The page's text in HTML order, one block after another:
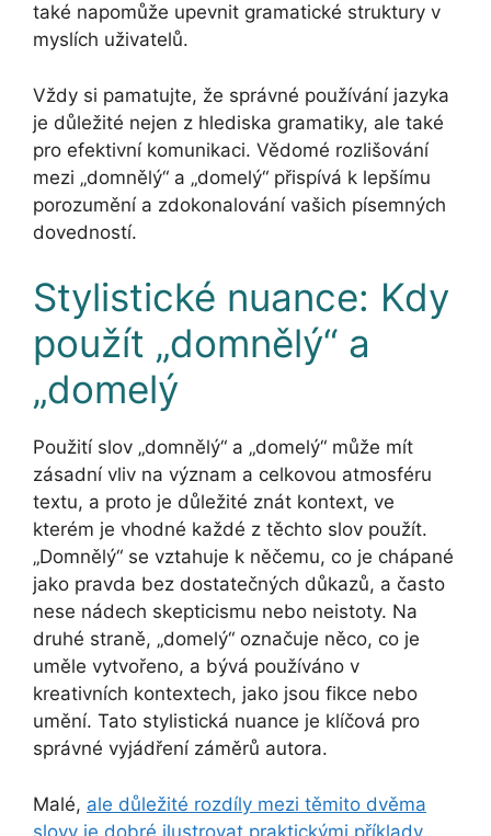
také napomůže upevnit gramatické struktury v
myslích uživatelů.
Vždy si pamatujte, že správné používání jazyka
je důležité nejen z hlediska gramatiky, ale také
pro efektivní komunikaci. Vědomé rozlišování
mezi „domnělý“ a „domelý“ přispívá k lepšímu
porozumění a zdokonalování vašich písemných
dovedností.
Stylistické nuance: Kdy
použít „domnělý“ a
„domelý
Použití slov „domnělý“ a „domelý“ může mít
zásadní vliv na význam a celkovou atmosféru
textu, a proto je důležité znát kontext, ve
kterém je vhodné každé z těchto slov použít.
„Domnělý“ se vztahuje k něčemu, co je chápané
jako pravda bez dostatečných důkazů, a často
nese nádech skepticismu nebo neistoty. Na
druhé straně, „domelý“ označuje něco, co je
uměle vytvořeno, a bývá používáno v
kreativních kontextech, jako jsou fikce nebo
umění. Tato stylistická nuance je klíčová pro
správné vyjádření záměrů autora.
Malé, ale důležité rozdíly mezi těmito dvěma
slovy je dobré ilustrovat praktickými příklady.